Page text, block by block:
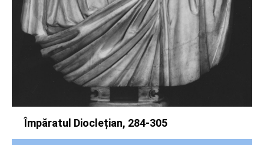
Împăratul Dioclețian, 284-305